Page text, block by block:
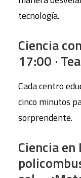
tecnología.
Ciencia
17:00 ·
Cada centro
cinco minutos
sorprendente.
Ciencia